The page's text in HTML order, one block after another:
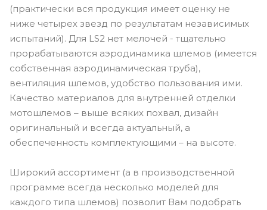
(практически вся продукция имеет оценку не
ниже четырех звезд по результатам независимых
испытаний). Для LS2 нет мелочей - тщательно
прорабатываются аэродинамика шлемов (имеется
собственная аэродинамическая труба),
вентиляция шлемов, удобство пользования ими.
Качество материалов для внутренней отделки
мотошлемов – выше всяких похвал, дизайн
оригинальный и всегда актуальный, а
обеспеченность комплектующими – на высоте.
Широкий ассортимент (а в производственной
программе всегда несколько моделей для
каждого типа шлемов) позволит Вам подобрать